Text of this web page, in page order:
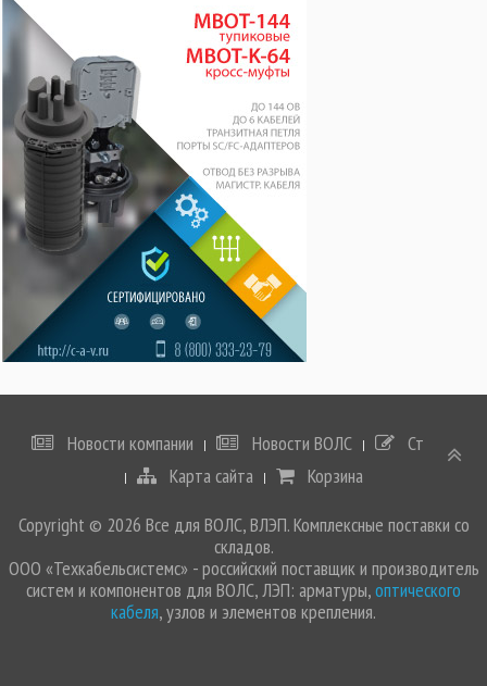
Новости компании Новости ВОЛС
Статьи
Карта сайта
Корзина
Copyright © 2026 Все для ВОЛС, ВЛЭП. Комплексные поставки со
складов.
ООО «Техкабельсистемс» - российский поставщик и производитель
систем и компонентов для ВОЛС, ЛЭП: арматуры,оптического
кабеля, узлов и элементов крепления.